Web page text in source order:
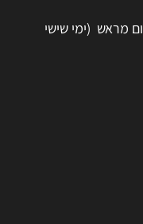
ה' 10:00-18:00 ובתיאום מראש (ימי שישי